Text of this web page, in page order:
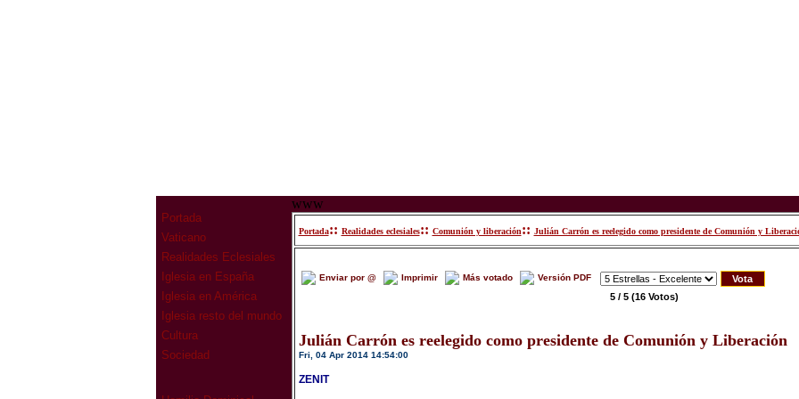
Portada
Vaticano
Realidades Eclesiales
Iglesia en España
Iglesia en América
Iglesia resto del mundo
Cultura
Sociedad
www
Portada:: Realidades eclesiales:: Comunión y liberación:: Julián Carrón es reelegido como presidente de Comunión y
Enviar por @ Imprimir Más votado Versión PDF
5 / 5 (16 Votos)
Julián Carrón es reelegido como presidente de Comunión y Liberación
Fri, 04 Apr 2014 14:54:00
ZENIT